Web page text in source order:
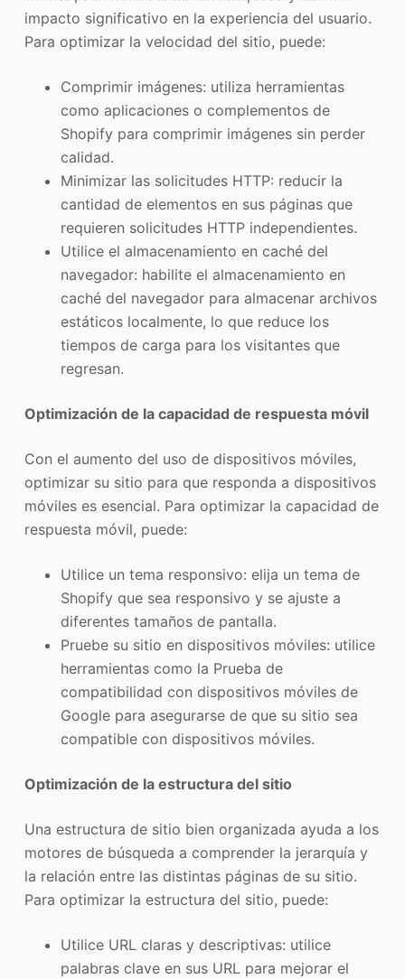
impacto significativo en la experiencia del usuario.
Para optimizar la velocidad del sitio, puede:
Comprimir imágenes: utiliza herramientas
como aplicaciones o complementos de
Shopify para comprimir imágenes sin perder
calidad.
Minimizar las solicitudes HTTP: reducir la
cantidad de elementos en sus páginas que
requieren solicitudes HTTP independientes.
Utilice el almacenamiento en caché del
navegador: habilite el almacenamiento en
caché del navegador para almacenar archivos
estáticos localmente, lo que reduce los
tiempos de carga para los visitantes que
regresan.
Optimización de la capacidad de respuesta móvil
Con el aumento del uso de dispositivos móviles,
optimizar su sitio para que responda a dispositivos
móviles es esencial. Para optimizar la capacidad de
respuesta móvil, puede:
Utilice un tema responsivo: elija un tema de
Shopify que sea responsivo y se ajuste a
diferentes tamaños de pantalla.
Pruebe su sitio en dispositivos móviles: utilice
herramientas como la Prueba de
compatibilidad con dispositivos móviles de
Google para asegurarse de que su sitio sea
compatible con dispositivos móviles.
Optimización de la estructura del sitio
Una estructura de sitio bien organizada ayuda a los
motores de búsqueda a comprender la jerarquía y
la relación entre las distintas páginas de su sitio.
Para optimizar la estructura del sitio, puede:
Utilice URL claras y descriptivas: utilice
palabras clave en sus URL para mejorar el